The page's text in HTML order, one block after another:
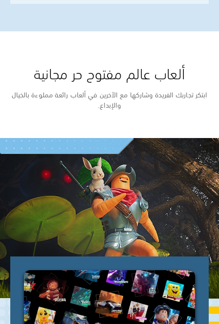
ألعاب عالم مفتوح حر مجانية
ابتكر تجاربك الفريدة وشاركها مع الآخرين في ألعاب رائعة مملوءة بالخيال
والإبداع.